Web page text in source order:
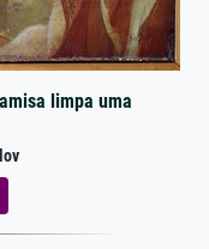
limpa uma